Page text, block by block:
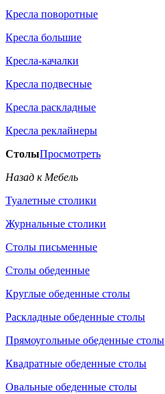
Кресла поворотные
Кресла большие
Кресла-качалки
Кресла подвесные
Кресла раскладные
Кресла реклайнеры
СтолыПросмотреть
Назад к Мебель
Туалетные столики
Журнальные столики
Столы письменные
Столы обеденные
Круглые обеденные столы
Раскладные обеденные столы
Прямоугольные обеденные столы
Квадратные обеденные столы
Овальные обеденные столы